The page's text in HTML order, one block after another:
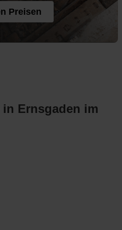
Preisen
Ernsgaden im